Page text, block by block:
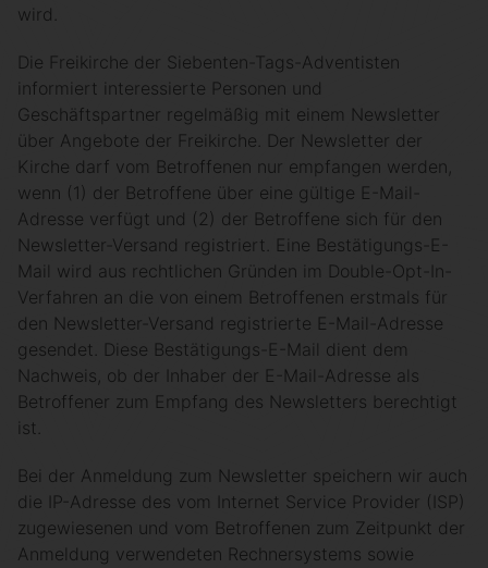
wird.
Die Freikirche der Siebenten-Tags-Adventisten
informiert interessierte Personen und
Geschäftspartner regelmäßig mit einem Newsletter
über Angebote der Freikirche. Der Newsletter der
Kirche darf vom Betroffenen nur empfangen werden,
wenn (1) der Betroffene über eine gültige E-Mail-
Adresse verfügt und (2) der Betroffene sich für den
Newsletter-Versand registriert. Eine Bestätigungs-E-
Mail wird aus rechtlichen Gründen im Double-Opt-In-
Verfahren an die von einem Betroffenen erstmals für
den Newsletter-Versand registrierte E-Mail-Adresse
gesendet. Diese Bestätigungs-E-Mail dient dem
Nachweis, ob der Inhaber der E-Mail-Adresse als
Betroffener zum Empfang des Newsletters berechtigt
ist.
Bei der Anmeldung zum Newsletter speichern wir auch
die IP-Adresse des vom Internet Service Provider (ISP)
zugewiesenen und vom Betroffenen zum Zeitpunkt der
Anmeldung verwendeten Rechnersystems sowie